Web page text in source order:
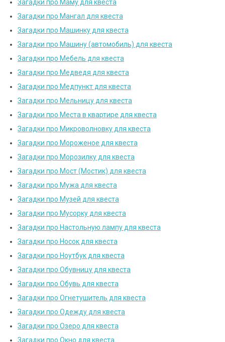
Загадки про Маму для квеста
Загадки про Мангал для квеста
Загадки про Машинку для квеста
Загадки про Машину (автомобиль) для квеста
Загадки про Мебель для квеста
Загадки про Медведя для квеста
Загадки про Медпункт для квеста
Загадки про Мельницу для квеста
Загадки про Места в квартире для квеста
Загадки про Микроволновку для квеста
Загадки про Мороженое для квеста
Загадки про Морозилку для квеста
Загадки про Мост (Мостик) для квеста
Загадки про Мужа для квеста
Загадки про Музей для квеста
Загадки про Мусорку для квеста
Загадки про Настольную лампу для квеста
Загадки про Носок для квеста
Загадки про Ноутбук для квеста
Загадки про Обувницу для квеста
Загадки про Обувь для квеста
Загадки про Огнетушитель для квеста
Загадки про Одежду для квеста
Загадки про Озеро для квеста
Загадки про Окно для квеста